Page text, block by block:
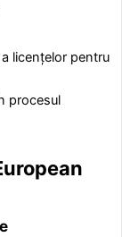
licențelor pentru
procesul